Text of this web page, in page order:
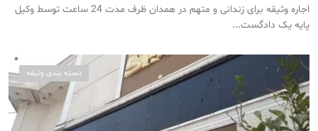
اجاره وثیقه برای زندانی و متهم در همدان ظرف مدت 24 ساعت توسط وکیل
پایه یک دادگست...
دسته بندی وثیقه